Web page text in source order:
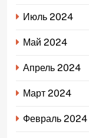
Июль 2024
Май 2024
Апрель 2024
Март 2024
Февраль 2024